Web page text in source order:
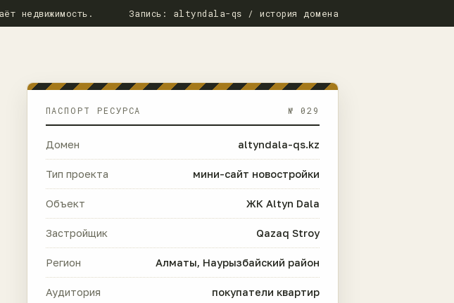
недвижимость. Запись: altyndala-qs / история домена
ПАСПОРТ РЕСУРСА № 029
Домен altyndala-qs.kz
Тип проекта мини-сайт новостройки
Объект ЖК Altyn Dala
Застройщик Qazaq Stroy
Регион Алматы, Наурызбайский район
Аудитория покупатели квартир